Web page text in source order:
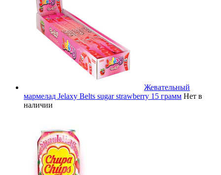
Жевательный
мармелад Jelaxy Belts sugar strawberry 15 грамм Нет в
наличии